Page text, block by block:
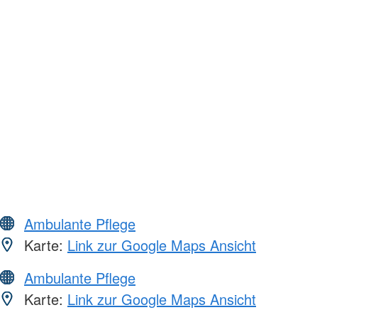
Ambulante Pflege
Karte: Link zur Google Maps Ansicht
Ambulante Pflege
Karte: Link zur Google Maps Ansicht